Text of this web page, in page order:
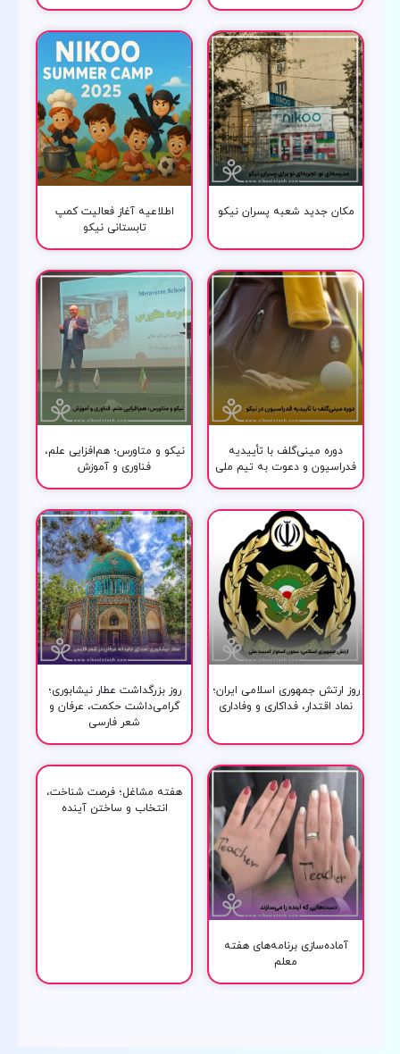
مکان جدید شعبه پسران نیکو
اطلاعیه آغاز فعالیت کمپ
تابستانی نیکو
دوره مینی‌گلف با تأییدیه
فدراسیون و دعوت به تیم ملی
نیکو و متاورس؛ هم‌افزایی علم،
فناوری و آموزش
روز ارتش جمهوری اسلامی ایران؛
نماد اقتدار، فداکاری و وفاداری
روز بزرگداشت عطار نیشابوری؛
گرامی‌داشت حکمت، عرفان و
شعر فارسی
آماده‌سازی برنامه‌های هفته
معلم
هفته مشاغل؛ فرصت شناخت،
انتخاب و ساختن آینده